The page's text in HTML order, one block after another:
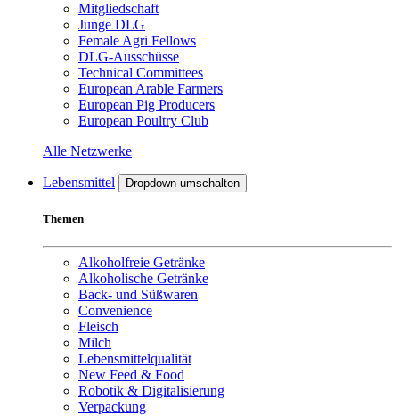
Mitgliedschaft
Junge DLG
Female Agri Fellows
DLG-Ausschüsse
Technical Committees
European Arable Farmers
European Pig Producers
European Poultry Club
Alle Netzwerke
Lebensmittel Dropdown umschalten
Themen
Alkoholfreie Getränke
Alkoholische Getränke
Back- und Süßwaren
Convenience
Fleisch
Milch
Lebensmittelqualität
New Feed & Food
Robotik & Digitalisierung
Verpackung